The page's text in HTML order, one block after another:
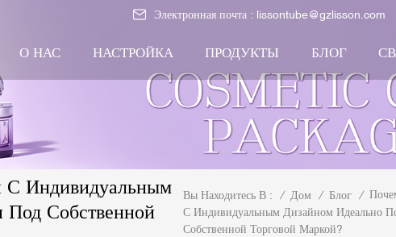
Электронная почта : lissontube@gzlisson.com
О НАС НАСТРОЙКА ПРОДУКТЫ БЛОГ
С Индивидуальным
Под Собственной
Вы Находитесь В : / Дом / Блог /
С Индивидуальным Дизайном Идеально
Собственной Торговой Маркой?